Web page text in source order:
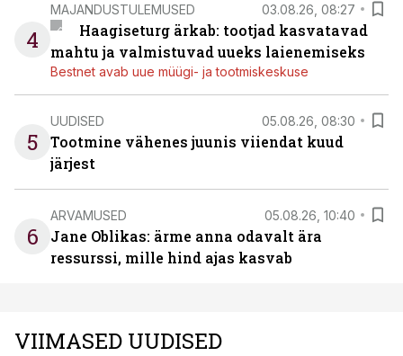
4
MAJANDUSTULEMUSED 03.08.26, 08:27
Haagiseturg ärkab: tootjad kasvatavad
mahtu ja valmistuvad uueks laienemiseks
Bestnet avab uue müügi- ja tootmiskeskuse
5
UUDISED 05.08.26, 08:30
Tootmine vähenes juunis viiendat kuud
järjest
6
ARVAMUSED 05.08.26, 10:40
Jane Oblikas: ärme anna odavalt ära
ressurssi, mille hind ajas kasvab
VIIMASED UUDISED